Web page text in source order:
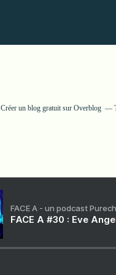
Créer un blog gratuit sur Overblog
FACE A - un podcast
FACE A #30 : Eve